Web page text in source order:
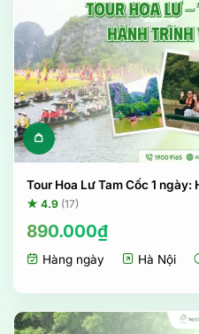
Tour Hoa Lư Tam Cốc 1
★ 4.9 (17)
890.000₫
Hàng ngày Hà Nội